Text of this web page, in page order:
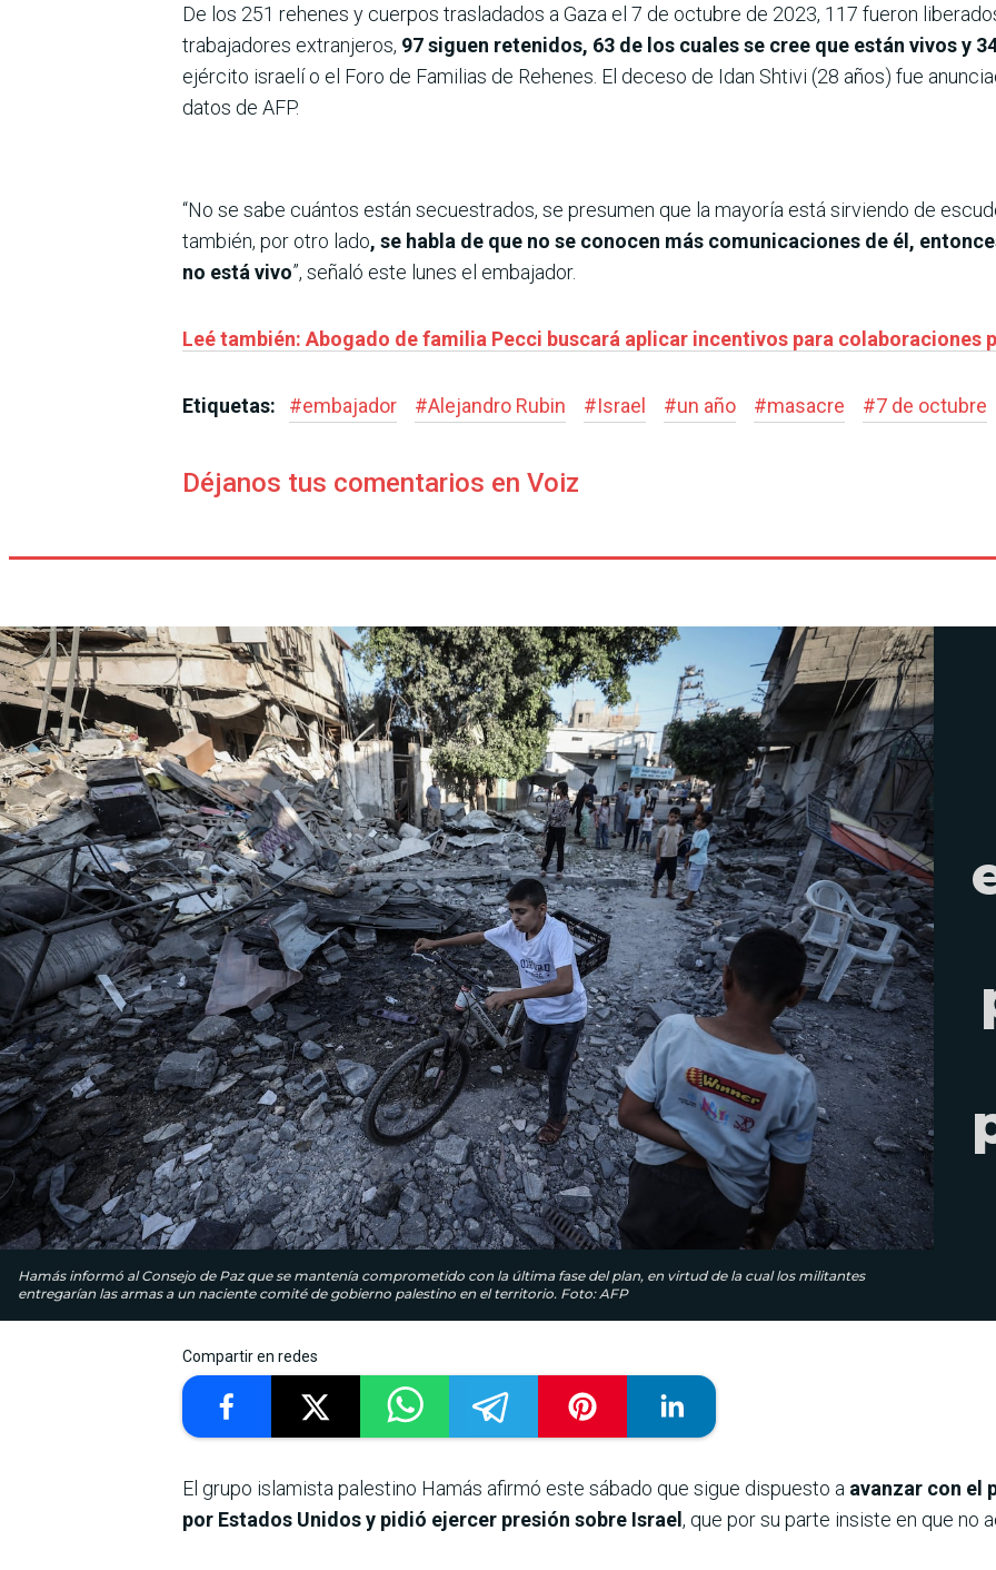
De los 251 rehenes y cuerpos trasladados a Gaza el 7 de octubre de 2023, 117 fueron
trabajadores extranjeros, 97 siguen retenidos, 63 de los cuales se cree que están vivos y
ejército israelí o el Foro de Familias de Rehenes. El deceso de Idan Shtivi (28 años) fue
datos de AFP.
“No se sabe cuántos están secuestrados, se presumen que la mayoría está sirviendo de
también, por otro lado, se habla de que no se conocen más comunicaciones de él,
no está vivo”, señaló este lunes el embajador.
Leé también: Abogado de familia Pecci buscará aplicar incentivos para colaboraciones
Etiquetas: #embajador #Alejandro Rubin #Israel #un año #masacre #7 de octubre
Déjanos tus comentarios en Voiz
Hamás informó al Consejo de Paz que se mantenía comprometido con la última fase del plan, en virtud de la cual los militantes
entregarían las armas a un naciente comité de gobierno palestino en el territorio. Foto: AFP
Compartir en redes
El grupo islamista palestino Hamás afirmó este sábado que sigue dispuesto a avanzar con el
por Estados Unidos y pidió ejercer presión sobre Israel, que por su parte insiste en que no